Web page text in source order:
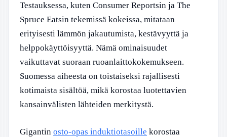
Testauksessa, kuten Consumer Reportsin ja The
Spruce Eatsin tekemissä kokeissa, mitataan
erityisesti lämmön jakautumista, kestävyyttä ja
helppokäyttöisyyttä. Nämä ominaisuudet
vaikuttavat suoraan ruoanlaittokokemukseen.
Suomessa aiheesta on toistaiseksi rajallisesti
kotimaista sisältöä, mikä korostaa luotettavien
kansainvälisten lähteiden merkitystä.
Gigantin osto-opas induktiotasoille korostaa